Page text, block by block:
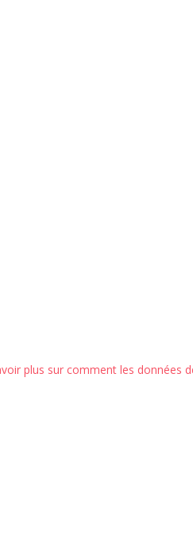
plus sur comment les données